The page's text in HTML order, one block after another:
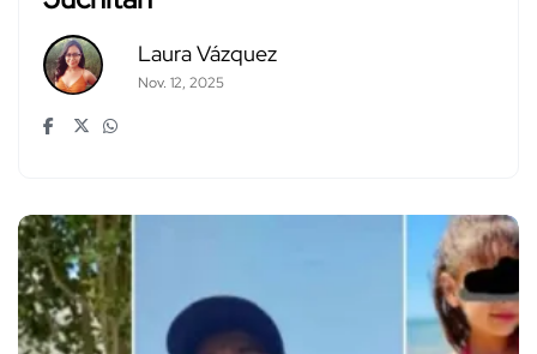
Laura Vázquez
Nov. 12, 2025